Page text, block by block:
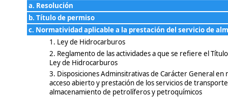
a. Resolución
b. Título de permiso
c. Normatividad aplicable a la prestación del servicio de
1. Ley de Hidrocarburos
2. Reglamento de las actividades a que se refiere el
Ley de Hidrocarburos
3. Disposiciones Adminsitrativas de Carácter General en
acceso abierto y prestación de los servicios de
almacenamiento de petrolíferos y petroquímicos